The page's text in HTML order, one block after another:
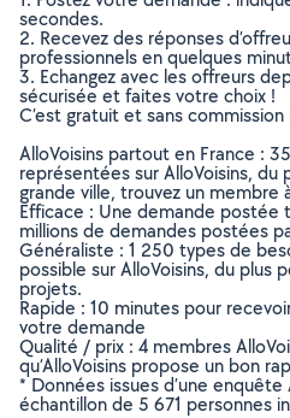
secondes.
2. Recevez des réponses
professionnels en quelques
3. Echangez avec les offreurs
sécurisée et faites votre choix !
C’est gratuit et sans commission
AlloVoisins partout en France :
représentées sur AlloVoisins, du
grande ville, trouvez un membre
Efficace : Une demande postée
millions de demandes postées
Généraliste : 1 250 types de
possible sur AlloVoisins, du plus
projets.
Rapide : 10 minutes pour
votre demande
Qualité / prix : 4 membres
qu’AlloVoisins propose un bon
* Données issues d’une enquête
échantillon de 5 671 personnes